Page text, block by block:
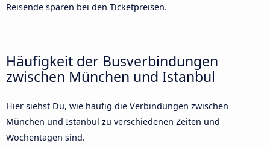
Reisende sparen bei den Ticketpreisen.
Häufigkeit der Busverbindungen
zwischen München und Istanbul
Hier siehst Du, wie häufig die Verbindungen zwischen
München und Istanbul zu verschiedenen Zeiten und
Wochentagen sind.